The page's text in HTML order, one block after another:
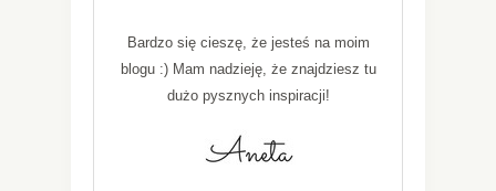
Bardzo się cieszę, że jesteś na moim
blogu :) Mam nadzieję, że znajdziesz tu
dużo pysznych inspiracji!